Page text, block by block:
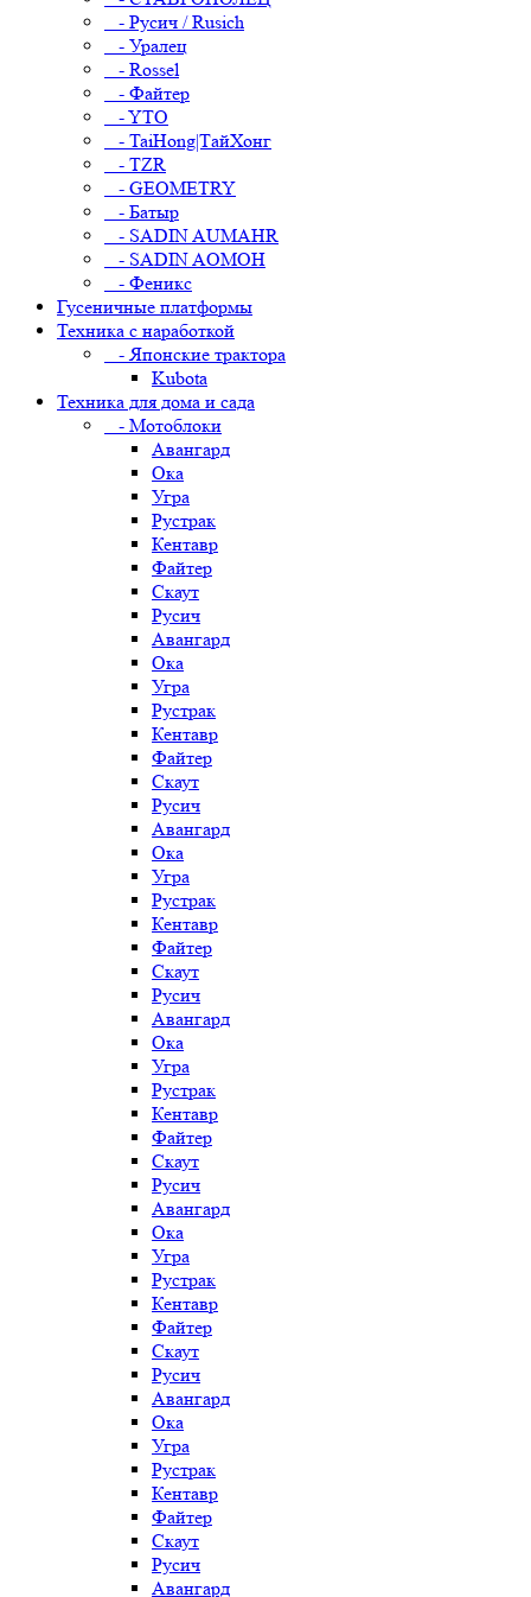
- Русич / Rusich
- Уралец
- Rossel
- Файтер
- YTO
- TaiHong|ТайХонг
- TZR
- GEOMETRY
- Батыр
- SADIN AUMAHR
- SADIN AOMOH
- Феникс
Гусеничные платформы
Техника с наработкой
- Японские трактора
Kubota
Техника для дома и сада
- Мотоблоки
Авангард
Ока
Угра
Рустрак
Кентавр
Файтер
Скаут
Русич
Авангард
Ока
Угра
Рустрак
Кентавр
Файтер
Скаут
Русич
Авангард
Ока
Угра
Рустрак
Кентавр
Файтер
Скаут
Русич
Авангард
Ока
Угра
Рустрак
Кентавр
Файтер
Скаут
Русич
Авангард
Ока
Угра
Рустрак
Кентавр
Файтер
Скаут
Русич
Авангард
Ока
Угра
Рустрак
Кентавр
Файтер
Скаут
Русич
Авангард